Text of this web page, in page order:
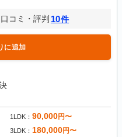
口コミ・評判 10件
に追加
1LDK 90,000円〜
3LDK 180,000円〜